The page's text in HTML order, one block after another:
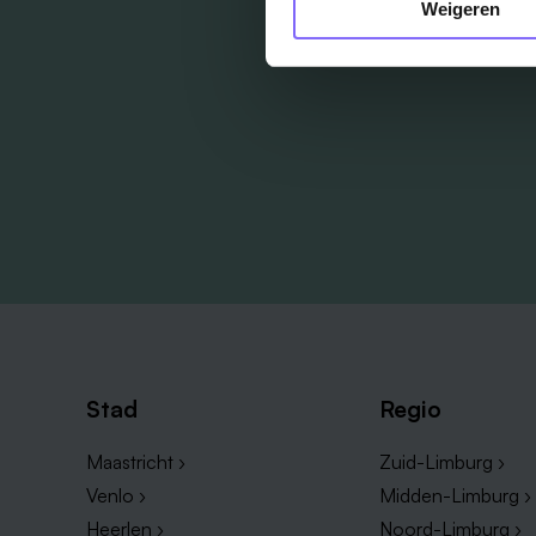
Weigeren
Stad
Maastricht ›
Venlo ›
Heerlen ›
Regio
Zuid-Limburg ›
Midden-Limburg ›
Noord-Limburg ›